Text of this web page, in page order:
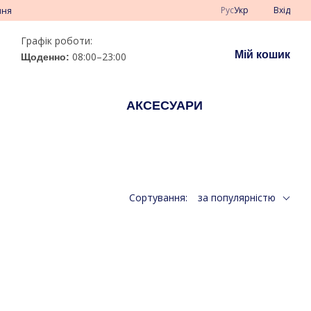
РусУкр Вхід
Графік роботи:
Щоденно: 08:00–23:00 Мій кошик
АКСЕСУАРИ
Сортування: за популярністю